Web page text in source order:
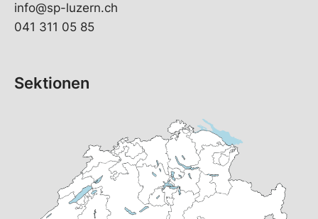
info@sp-luzern.ch
041 311 05 85
Sektionen